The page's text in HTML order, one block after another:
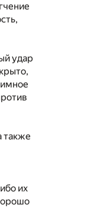
удар
также
их